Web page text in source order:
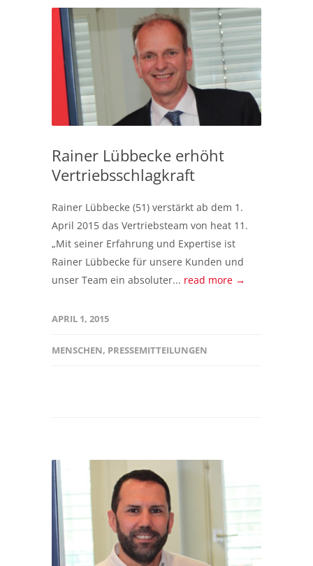
Rainer Lübbecke erhöht
Vertriebsschlagkraft
Rainer Lübbecke (51) verstärkt ab dem 1.
April 2015 das Vertriebsteam von heat 11.
„Mit seiner Erfahrung und Expertise ist
Rainer Lübbecke für unsere Kunden und
unser Team ein absoluter... read more →
APRIL 1, 2015
MENSCHEN, PRESSEMITTEILUNGEN